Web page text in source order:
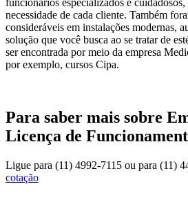
necessidade de cada cliente. Também
consideráveis em instalações modernas,
solução que você busca ao se tratar de
ser encontrada por meio da empresa
por exemplo, cursos Cipa.
Para saber mais sobre
Licença de
Ligue para (11) 4992-7115 ou para (11)
cotação